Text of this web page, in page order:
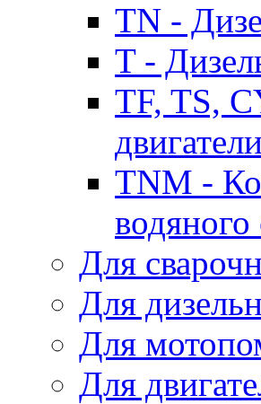
TN -
T -
TF, TS,
TNM -
Для
Для
Для
Для